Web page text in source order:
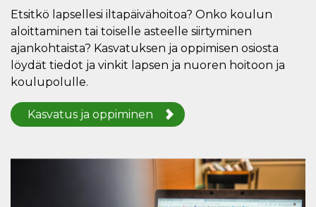
Etsitkö lapsellesi iltapäivähoitoa? Onko koulun
aloittaminen tai toiselle asteelle siirtyminen
ajankohtaista? Kasvatuksen ja oppimisen osiosta
löydät tiedot ja vinkit lapsen ja nuoren hoitoon ja
koulupolulle.
Kasvatus ja oppiminen